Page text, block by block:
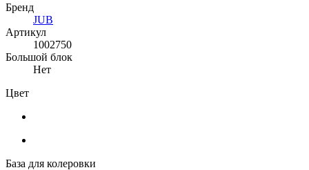
Бренд
JUB
Артикул
1002750
Большой блок
Нет
Цвет
База для колеровки